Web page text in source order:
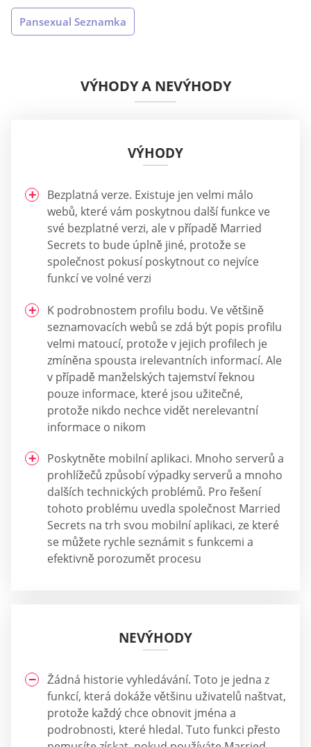
Pansexual Seznamka
VÝHODY A NEVÝHODY
VÝHODY
Bezplatná verze. Existuje jen velmi málo
webů, které vám poskytnou další funkce ve
své bezplatné verzi, ale v případě Married
Secrets to bude úplně jiné, protože se
společnost pokusí poskytnout co nejvíce
funkcí ve volné verzi
K podrobnostem profilu bodu. Ve většině
seznamovacích webů se zdá být popis profilu
velmi matoucí, protože v jejich profilech je
zmíněna spousta irelevantních informací. Ale
v případě manželských tajemství řeknou
pouze informace, které jsou užitečné,
protože nikdo nechce vidět nerelevantní
informace o nikom
Poskytněte mobilní aplikaci. Mnoho serverů a
prohlížečů způsobí výpadky serverů a mnoho
dalších technických problémů. Pro řešení
tohoto problému uvedla společnost Married
Secrets na trh svou mobilní aplikaci, ze které
se můžete rychle seznámit s funkcemi a
efektivně porozumět procesu
NEVÝHODY
Žádná historie vyhledávání. Toto je jedna z
funkcí, která dokáže většinu uživatelů naštvat,
protože každý chce obnovit jména a
podrobnosti, které hledal. Tuto funkci přesto